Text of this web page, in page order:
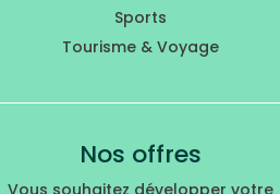
Sports
Tourisme & Voyage
Nos offres
Vous souhaitez développer votre